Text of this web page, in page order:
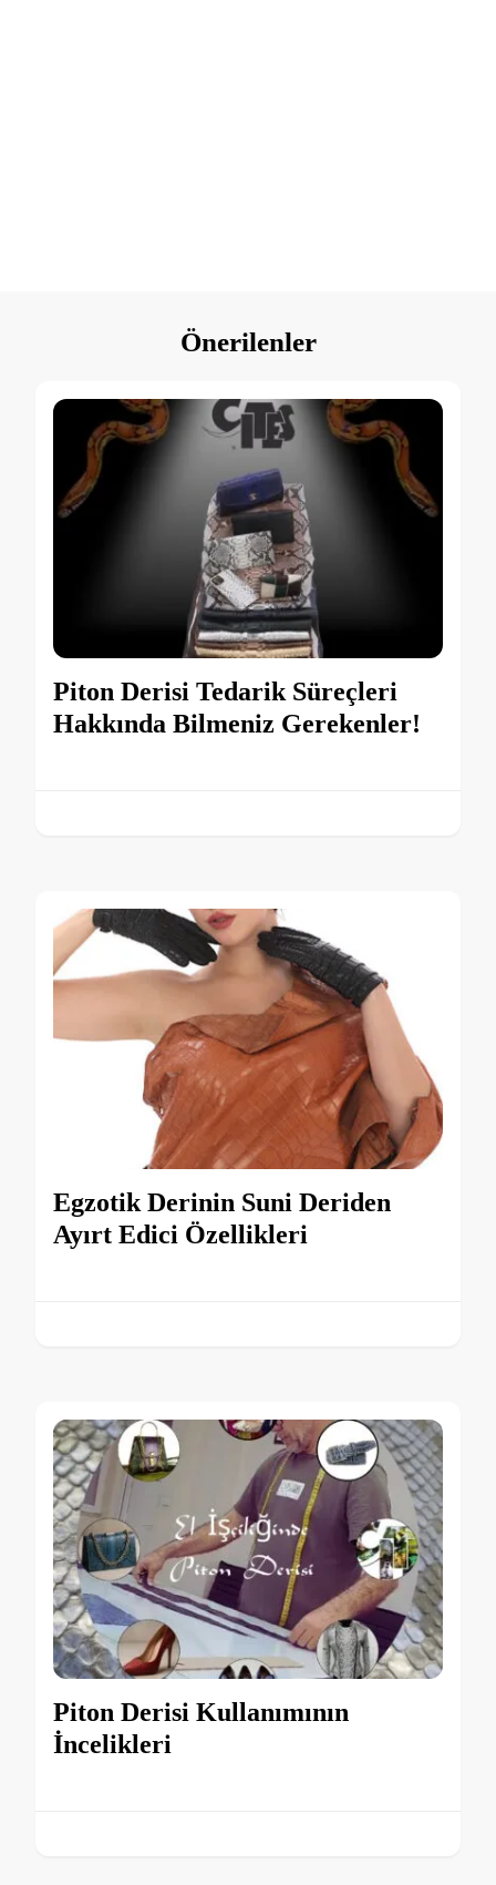
Önerilenler
Piton Derisi Tedarik Süreçleri
Hakkında Bilmeniz Gerekenler!
Egzotik Derinin Suni Deriden
Ayırt Edici Özellikleri
Piton Derisi Kullanımının
İncelikleri